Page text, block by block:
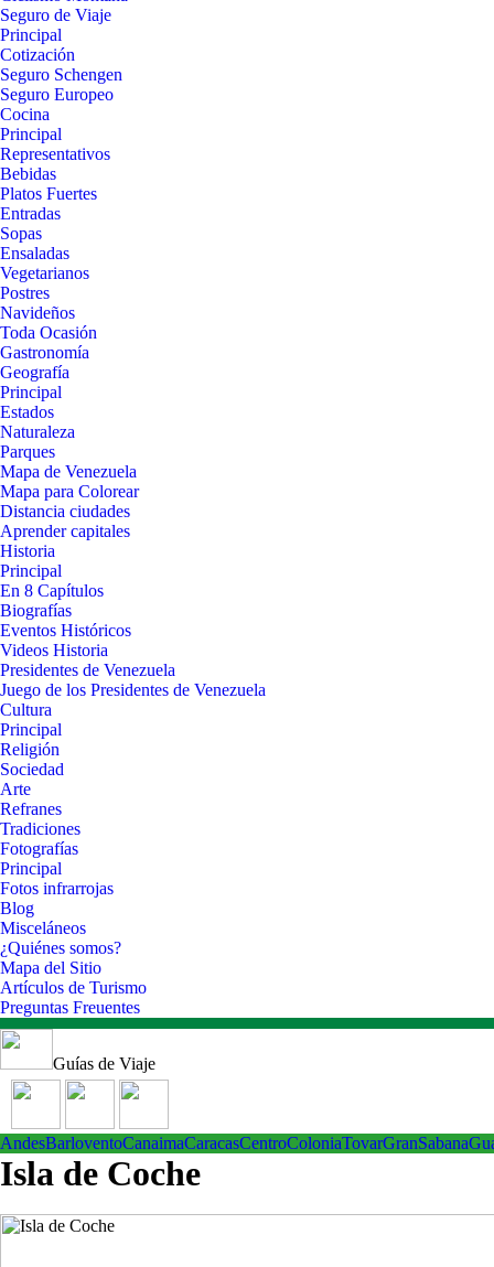
Seguro de Viaje
Principal
Cotización
Seguro Schengen
Seguro Europeo
Cocina
Principal
Representativos
Bebidas
Platos Fuertes
Entradas
Sopas
Ensaladas
Vegetarianos
Postres
Navideños
Toda Ocasión
Gastronomía
Geografía
Principal
Estados
Naturaleza
Parques
Mapa de Venezuela
Mapa para Colorear
Distancia ciudades
Aprender capitales
Historia
Principal
En 8 Capítulos
Biografías
Eventos Históricos
Videos Historia
Presidentes de Venezuela
Juego de los Presidentes de Venezuela
Cultura
Principal
Religión
Sociedad
Arte
Refranes
Tradiciones
Fotografías
Principal
Fotos infrarrojas
Blog
Misceláneos
¿Quiénes somos?
Mapa del Sitio
Artículos de Turismo
Preguntas Freuentes
Guías de Viaje
AndesBarloventoCanaimaCaracasCentroColoniaTovarGranSabana
Isla de Coche